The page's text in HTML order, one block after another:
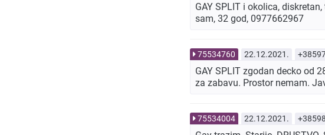
GAY SPLIT i okolica,
sam, 32 god, 0977662967
75534760 22.12.2021.
GAY SPLIT zgodan decko od
za zabavu. Prostor nemam.
75534004 22.12.2021.